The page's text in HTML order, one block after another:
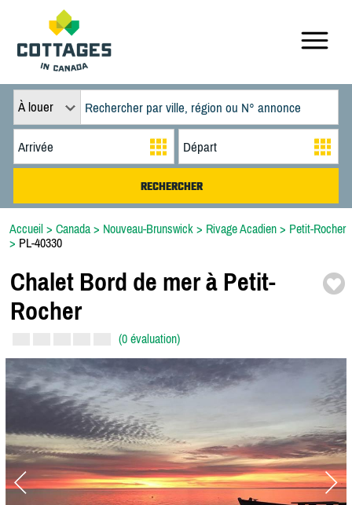
À louer
Accueil > Canada > Nouveau-Brunswick > Rivage Acadien > Petit-Rocher
> PL-40330
Chalet Bord de mer à Petit-
Rocher
(0 évaluation)